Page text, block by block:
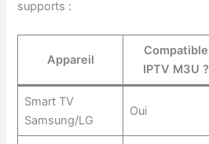
supports :
Appareil
Compatible
IPTV M3U ?
Smart TV
Samsung/LG
Oui